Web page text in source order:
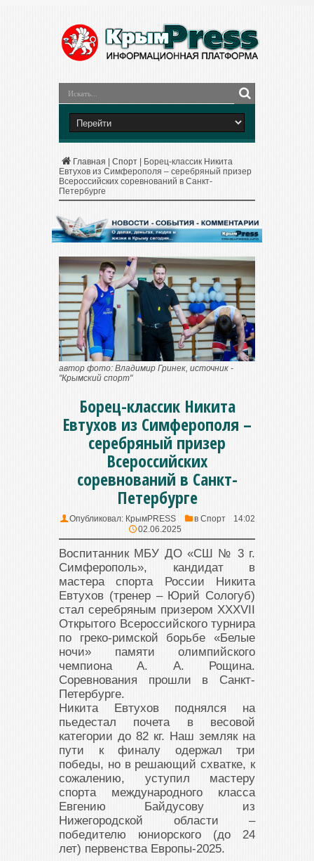
Главная Спорт
Борец-классик Никита
Евтухов из Симферополя – серебряный призер
Всероссийских соревнований в Санкт-
Петербурге
автор фото: Владимир Гринек, источник -
"Крымский спорт"
Борец-классик Никита
Евтухов из Симферополя –
серебряный призер
Всероссийских
соревнований в Санкт-
Петербурге
Опубликовал: КрымPRESS в Спорт
14:02
02.06.2025
Воспитанник МБУ ДО «СШ № 3 г.
Симферополь», кандидат в
мастера спорта России Никита
Евтухов (тренер – Юрий Сологуб)
стал серебряным призером XXXVII
Открытого Всероссийского турнира
по греко-римской борьбе «Белые
ночи» памяти олимпийского
чемпиона А. А. Рощина.
Соревнования прошли в Санкт-
Петербурге.
Никита Евтухов поднялся на
пьедестал почета в весовой
категории до 82 кг. Наш земляк на
пути к финалу одержал три
победы, но в решающий схватке, к
сожалению, уступил мастеру
спорта международного класса
Евгению Байдусову из
Нижегородской области –
победителю юниорского (до 24
лет) первенства Европы-2025.